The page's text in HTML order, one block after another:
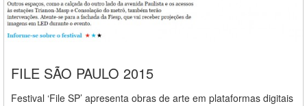
FILE SÃO PAULO 2015
Festival ‘File SP’ apresenta obras de arte em plataformas digitais